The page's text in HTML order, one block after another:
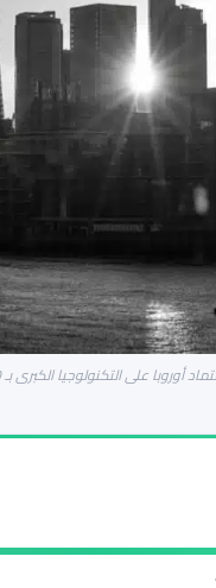
على التكنولوجيا الكبرى بـ 4500 حالة